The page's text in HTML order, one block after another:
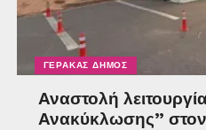
ΓΈΡΑΚΑΣ ΔΉΜΟΣ
Αναστολή
Ανακύκλωσης”